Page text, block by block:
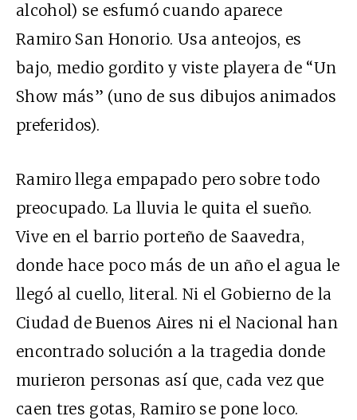
alcohol) se esfumó cuando aparece
Ramiro San Honorio. Usa anteojos, es
bajo, medio gordito y viste playera de “Un
Show más” (uno de sus dibujos animados
preferidos).
Ramiro llega empapado pero sobre todo
preocupado. La lluvia le quita el sueño.
Vive en el barrio porteño de Saavedra,
donde hace poco más de un año el agua le
llegó al cuello, literal. Ni el Gobierno de la
Ciudad de Buenos Aires ni el Nacional han
encontrado solución a la tragedia donde
murieron personas así que, cada vez que
caen tres gotas, Ramiro se pone loco.